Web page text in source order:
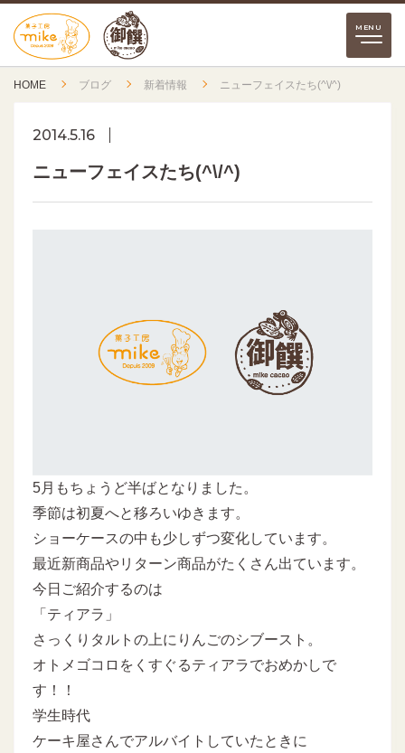
HOME ブログ 新着情報 ニューフェイスたち(^\/^)
2014.5.16
ニューフェイスたち(^\/^)
5月もちょうど半ばとなりました。
季節は初夏へと移ろいゆきます。
ショーケースの中も少しずつ変化しています。
最近新商品やリターン商品がたくさん出ています。
今日ご紹介するのは
「ティアラ」
さっくりタルトの上にりんごのシブースト。
オトメゴコロをくすぐるティアラでおめかしで
す！！
学生時代
ケーキ屋さんでアルバイトしていたときに